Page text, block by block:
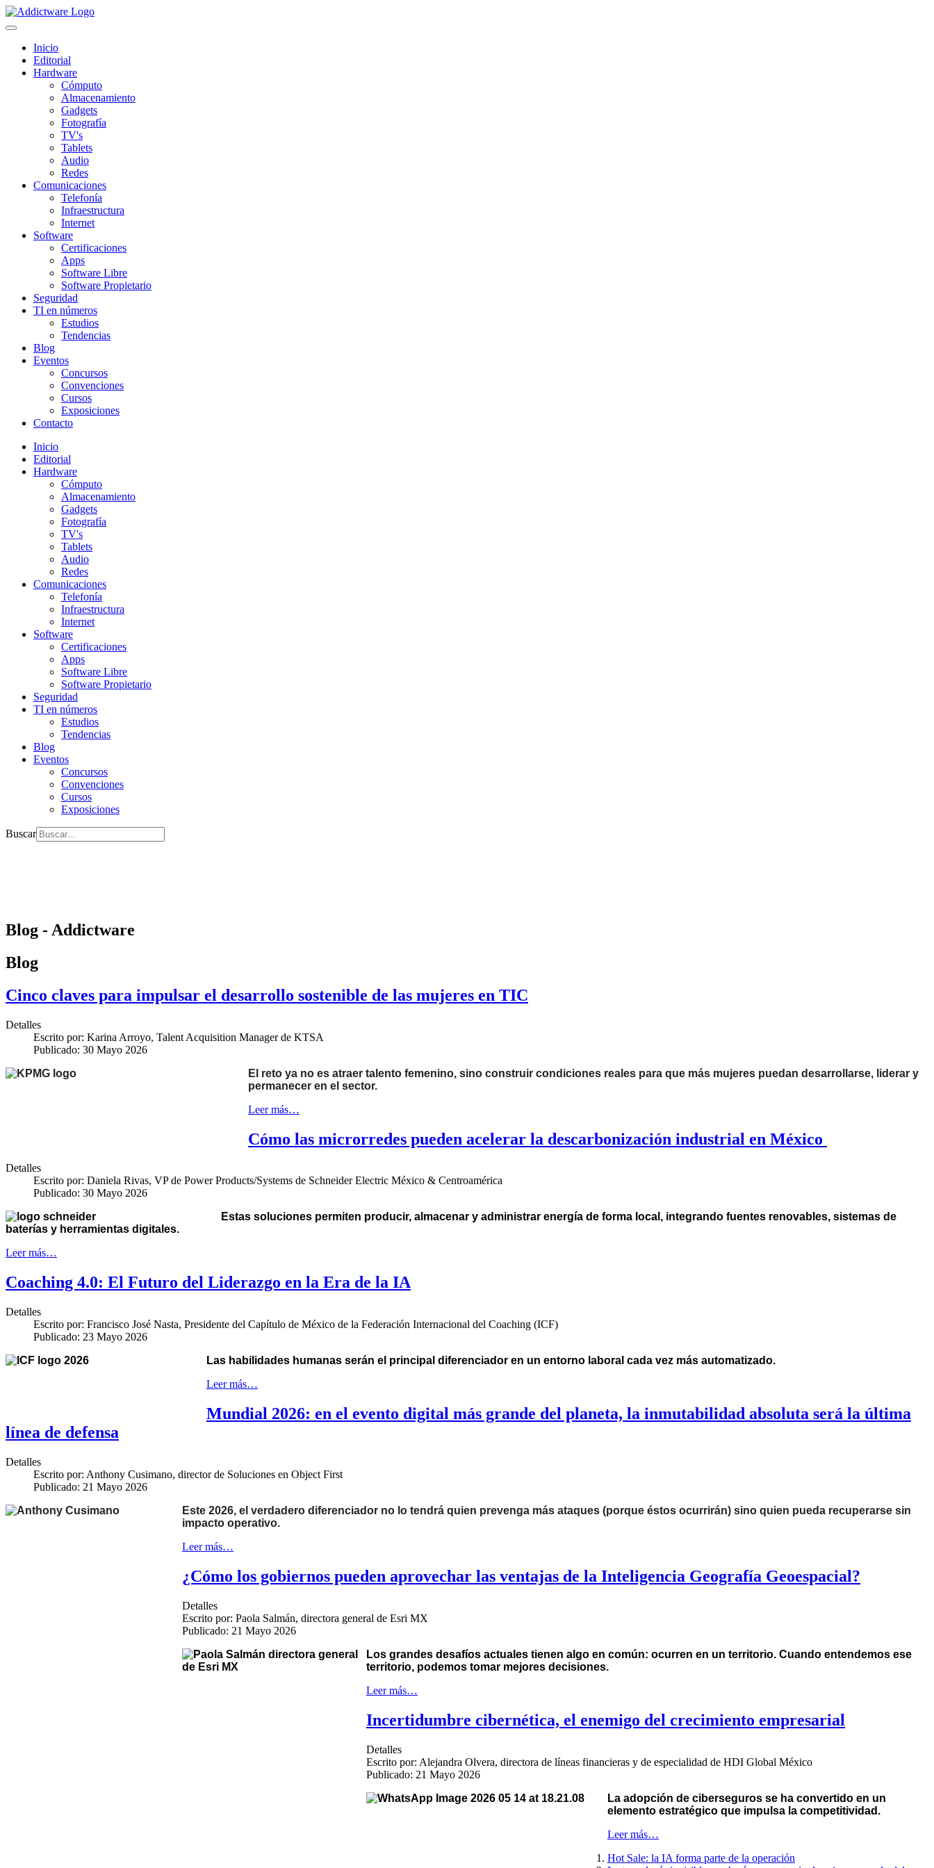
Inicio
Editorial
Hardware
Cómputo
Almacenamiento
Gadgets
Fotografía
TV's
Tablets
Audio
Redes
Comunicaciones
Telefonía
Infraestructura
Internet
Software
Certificaciones
Apps
Software Libre
Software Propietario
Seguridad
TI en números
Estudios
Tendencias
Blog
Eventos
Concursos
Convenciones
Cursos
Exposiciones
Contacto
Inicio
Editorial
Hardware
Cómputo
Almacenamiento
Gadgets
Fotografía
TV's
Tablets
Audio
Redes
Comunicaciones
Telefonía
Infraestructura
Internet
Software
Certificaciones
Apps
Software Libre
Software Propietario
Seguridad
TI en números
Estudios
Tendencias
Blog
Eventos
Concursos
Convenciones
Cursos
Exposiciones
Buscar
Blog - Addictware
Blog
Cinco claves para impulsar el desarrollo sostenible de las mujeres en TIC
Detalles
Escrito por: Karina Arroyo, Talent Acquisition Manager de KTSA
Publicado: 30 Mayo 2026
El reto ya no es atraer talento femenino, sino construir condiciones reales para que más mujeres puedan desarrollarse, liderar y
permanecer en el sector.
Leer más…
Cómo las microrredes pueden acelerar la descarbonización industrial en México
Detalles
Escrito por: Daniela Rivas, VP de Power Products/Systems de Schneider Electric México & Centroamérica
Publicado: 30 Mayo 2026
Estas soluciones permiten producir, almacenar y administrar energía de forma local, integrando fuentes renovables, sistemas de
baterías y herramientas digitales.
Leer más…
Coaching 4.0: El Futuro del Liderazgo en la Era de la IA
Detalles
Escrito por: Francisco José Nasta, Presidente del Capítulo de México de la Federación Internacional del Coaching (ICF)
Publicado: 23 Mayo 2026
Las habilidades humanas serán el principal diferenciador en un entorno laboral cada vez más automatizado.
Leer más…
Mundial 2026: en el evento digital más grande del planeta, la inmutabilidad absoluta será la última
línea de defensa
Detalles
Escrito por: Anthony Cusimano, director de Soluciones en Object First
Publicado: 21 Mayo 2026
Este 2026, el verdadero diferenciador no lo tendrá quien prevenga más ataques (porque éstos ocurrirán) sino quien pueda recuperarse sin
impacto operativo.
Leer más…
¿Cómo los gobiernos pueden aprovechar las ventajas de la Inteligencia Geografía Geoespacial?
Detalles
Escrito por: Paola Salmán, directora general de Esri MX
Publicado: 21 Mayo 2026
Los grandes desafíos actuales tienen algo en común: ocurren en un territorio. Cuando entendemos ese
territorio, podemos tomar mejores decisiones.
Leer más…
Incertidumbre cibernética, el enemigo del crecimiento empresarial
Detalles
Escrito por: Alejandra Olvera, directora de líneas financieras y de especialidad de HDI Global México
Publicado: 21 Mayo 2026
La adopción de ciberseguros se ha convertido en un
elemento estratégico que impulsa la competitividad.
Leer más…
Hot Sale: la IA forma parte de la operación